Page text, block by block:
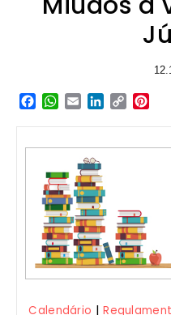
Facebook
WhatsApp
EmailLinkedIn
Copy
Calendário |